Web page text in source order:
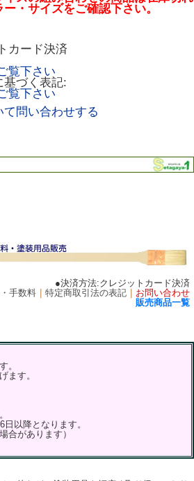
・サイズをご確認下さい。
カード決済
覧下さい
基づく表記:
覧下さい
て問い合わせする
●決済方法:クレジットカード決済
手数料｜ 特定商取引法の表記｜ お問い合わせ
販売商品一覧
。
ます。
以降となります。
合があります）